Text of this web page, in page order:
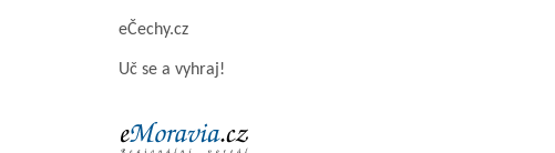
eČechy.cz
Uč se a vyhraj!